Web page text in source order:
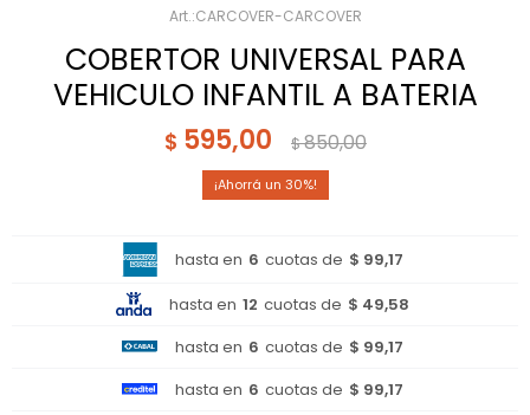
CARCOVER-CARCOVER
COBERTOR UNIVERSAL PARA
VEHICULO INFANTIL A BATERIA
$ 595,00 $850,00
30
hasta en 6 cuotas de $ 99,17
hasta en 12 cuotas de $ 49,58
hasta en 6 cuotas de $ 99,17
hasta en 6 cuotas de $ 99,17